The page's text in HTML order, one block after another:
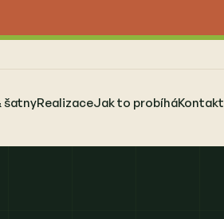
šatnyRealizaceJak to probíháKontakt